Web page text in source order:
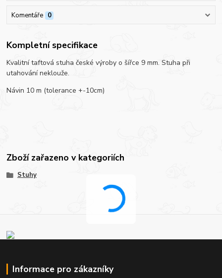
Komentáře 0
Kompletní specifikace
Kvalitní taftová stuha české výroby o šířce 9 mm. Stuha při
utahování neklouže.
Návin 10 m (tolerance +-10cm)
Zboží zařazeno v kategoriích
Stuhy
Informace pro zákazníky